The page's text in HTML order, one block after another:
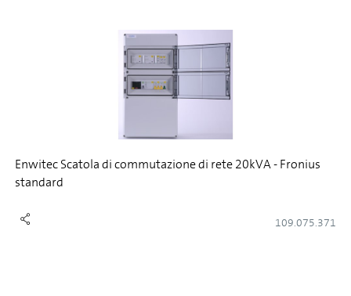
Enwitec Scatola di commutazione di rete 20kVA - Fronius
standard
109.075.371